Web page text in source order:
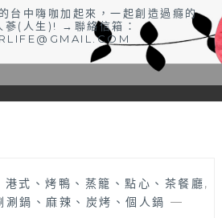
台中嗨咖加起來，一起創造過癮的
蔘(人生)! →聯絡信箱：
港式、烤鴨、蒸籠、點心、茶餐廳,
涮鍋、麻辣、炭烤、個人鍋 —